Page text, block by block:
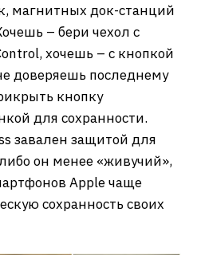
магнитных док-станций
– бери чехол с
хочешь – с кнопкой
доверяешь последнему
кнопку
для сохранности.
завален защитой для
он менее «живучий»,
Apple чаще
сохранность своих